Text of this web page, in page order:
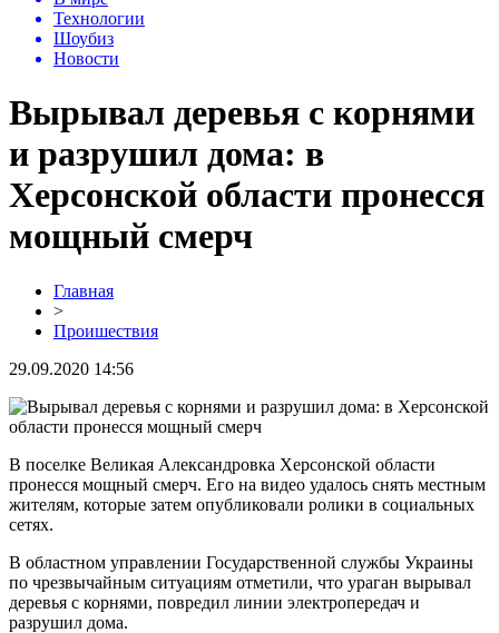
Технологии
Шоубиз
Новости
Вырывал деревья с корнями
и разрушил дома: в
Херсонской области пронесся
мощный смерч
Главная
>
Проишествия
29.09.2020 14:56
В поселке Великая Александровка Херсонской области
пронесся мощный смерч. Его на видео удалось снять местным
жителям, которые затем опубликовали ролики в социальных
сетях.
В областном управлении Государственной службы Украины
по чрезвычайным ситуациям отметили, что ураган вырывал
деревья с корнями, повредил линии электропередач и
разрушил дома.